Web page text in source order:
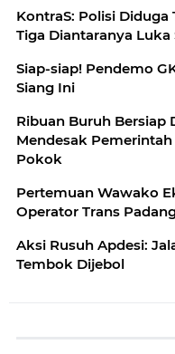
KontraS: Polisi
Tiga Diantaranya Luka
Siap-siap! Pendemo
Siang Ini
Ribuan Buruh Bersiap
Mendesak
Pokok
Pertemuan Wawako
Operator Trans
Aksi Rusuh Apdesi:
Tembok Dijebol